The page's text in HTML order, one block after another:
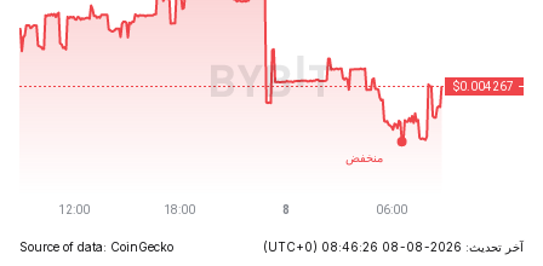
آخر تحديث: 2026-08-08 08:46:26 (UTC+0)
Source of data: CoinGecko